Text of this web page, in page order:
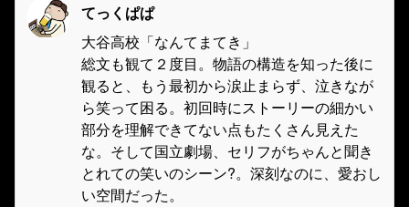
てっくぱぱ
大谷高校「なんてまてき」
総文も観て２度目。物語の構造を知った後に
観ると、もう最初から涙止まらず、泣きなが
ら笑って困る。初回時にストーリーの細かい
部分を理解できてない点もたくさん見えた
な。そして国立劇場、セリフがちゃんと聞き
とれての笑いのシーン?。深刻なのに、愛おし
い空間だった。